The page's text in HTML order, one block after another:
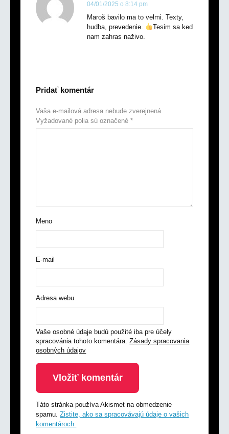
04/01/2025 o 8:14 pm
Maroš bavilo ma to velmi. Texty,
hudba, prevedenie.
Tesim sa ked
nam zahras naživo.
Pridať komentár
Vaša e-mailová adresa nebude zverejnená.
Vyžadované polia sú označené*
Meno
E-mail
Adresa webu
Vaše osobné údaje budú použité iba pre účely
spracovánia tohoto komentára. Zásady spracovania
osobných údajov
Táto stránka používa Akismet na obmedzenie
spamu.Zistite, ako sa spracovávajú údaje o vašich
komentároch.